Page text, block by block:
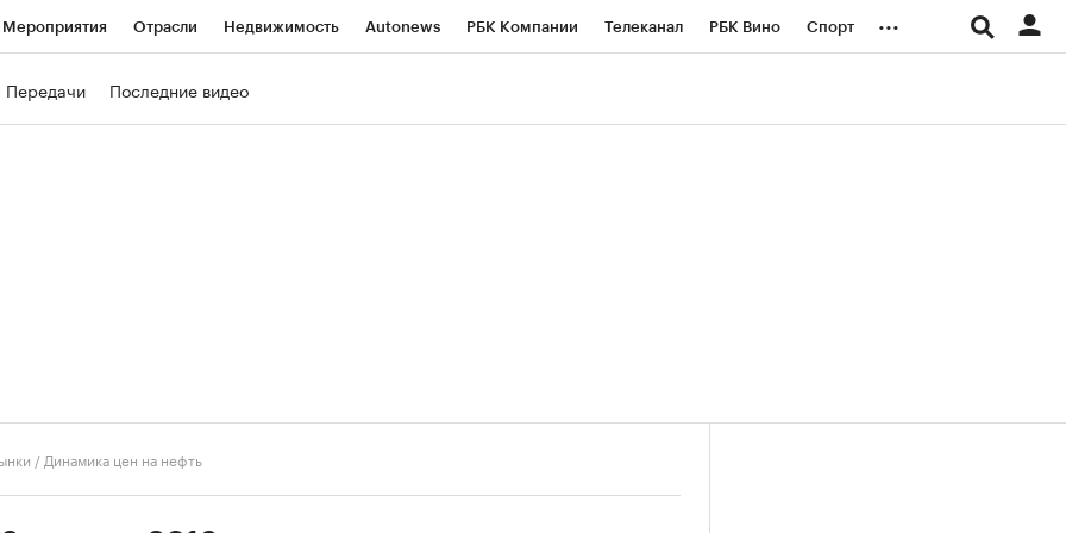
Мероприятия Отрасли Недвижимость Autonews РБК Компании Телеканал РБК Вино Спорт ...
Передачи Последние видео
/ Динамика цен на нефть